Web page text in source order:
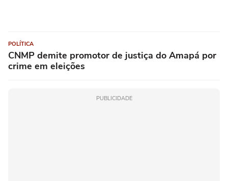
POLÍTICA
CNMP demite promotor de justiça do Amapá por
crime em eleições
PUBLICIDADE